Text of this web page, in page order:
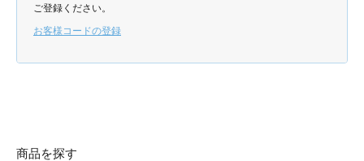
ご登録ください。
お客様コードの登録
商品を探す